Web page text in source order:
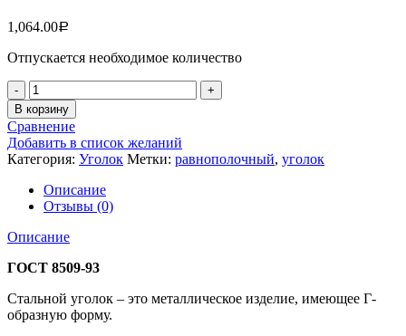
1,064.00Р
Отпускается необходимое количество
Количество
В корзину
Сравнение
Добавить в список желаний
Категория: Уголок Метки: равнополочный, уголок
Описание
Отзывы (0)
Описание
ГОСТ 8509-93
Стальной уголок – это металлическое изделие, имеющее Г-
образную форму.